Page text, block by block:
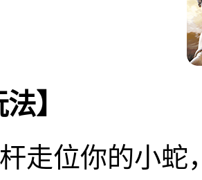
】
走位你的小